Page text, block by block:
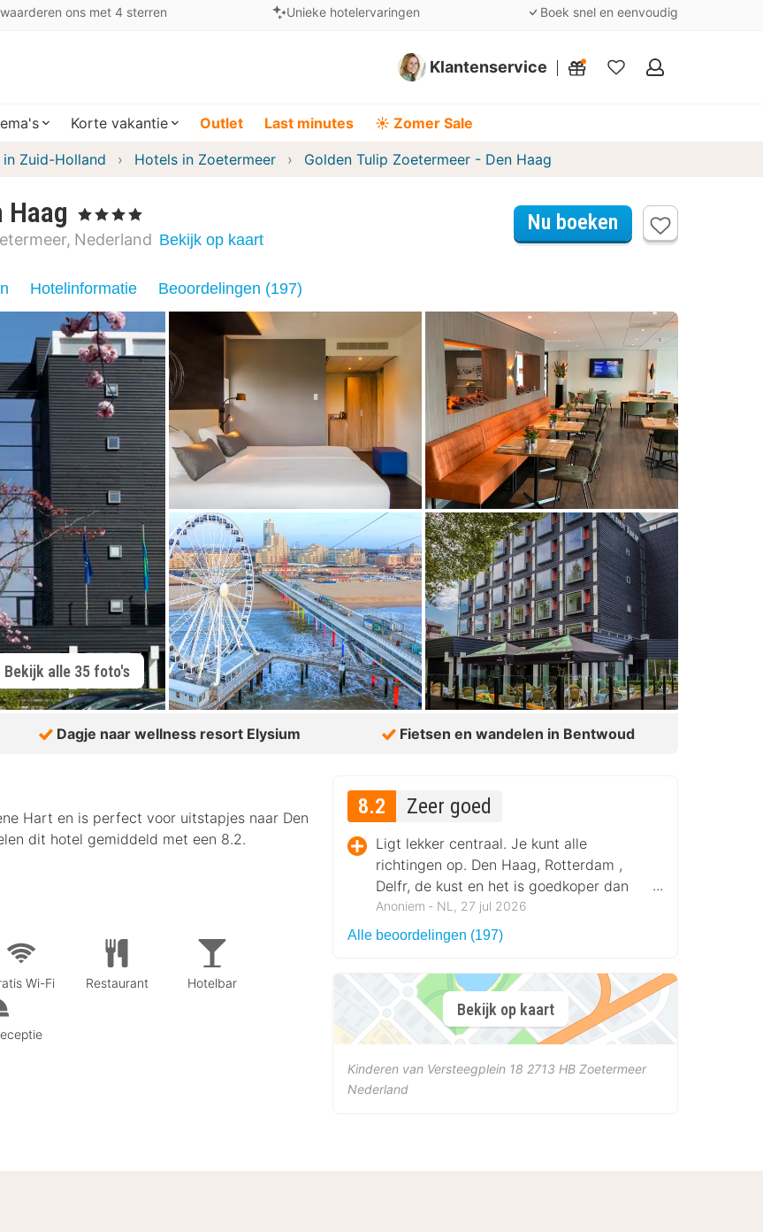
ons met 4 sterren Unieke hotelervaringen Boek snel en eenvoudig
Klantenservice
Mijn
Korte vakantie Outlet Last minutes ☀️ Zomer Sale
Zuid-Holland Hotels in Zoetermeer Golden Tulip Zoetermeer - Den Haag
Haag , 4 Sterren
Nederland Bekijk op kaart
Nu boeken
Hotelinformatie Beoordelingen (197)
Bekijk alle 35 foto's
Dagje naar wellness resort Elysium Fietsen en wandelen in Bentwoud
Hart en is perfect voor uitstapjes naar Den
dit hotel gemiddeld met een 8.2.
Wi-Fi Restaurant Hotelbar
8.2 Zeer goed
Ligt lekker centraal. Je kunt alle
richtingen op. Den Haag, Rotterdam ,
Delfr, de kust en het is goedkoper dan
een hotel in Den Haag.
Anoniem ‐ NL, 27 jul 2026
Alle beoordelingen (197)
Bekijk op kaart
Kinderen van Versteegplein 18 2713 HB Zoetermeer
Nederland